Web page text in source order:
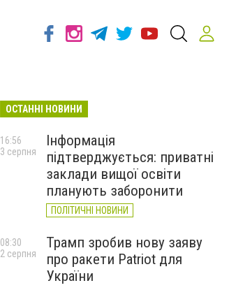
ОСТАННІ НОВИНИ
Інформація
підтверджується: приватні
заклади вищої освіти
планують заборонити
ПОЛІТИЧНІ НОВИНИ
16:56
3 серпня
Трамп зробив нову заяву
про ракети Patriot для
України
08:30
2 серпня